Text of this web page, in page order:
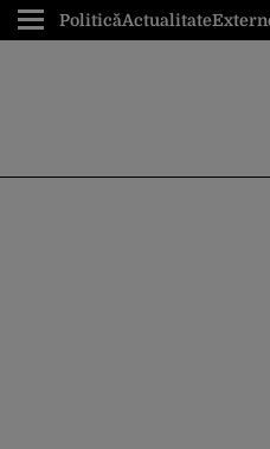
PoliticăActualitate